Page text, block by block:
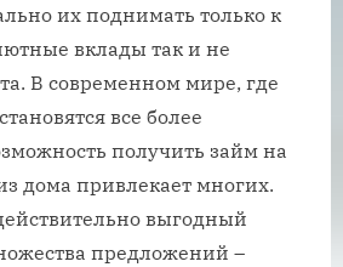
их поднимать только к
вклады так и не
В современном мире, где
все более
получить займ на
дома привлекает многих.
выгодный
предложений –